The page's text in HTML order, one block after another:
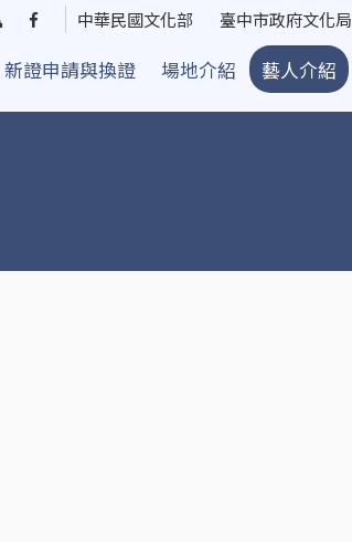
網
導
覽
臺
街
頭
中華民國文化部 臺中市政府文化局
新證申請與換證 場地介紹 藝人介紹